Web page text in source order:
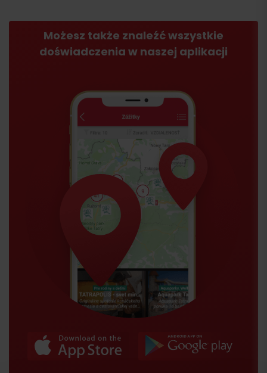
Możesz także znaleźć wszystkie
doświadczenia w naszej aplikacji